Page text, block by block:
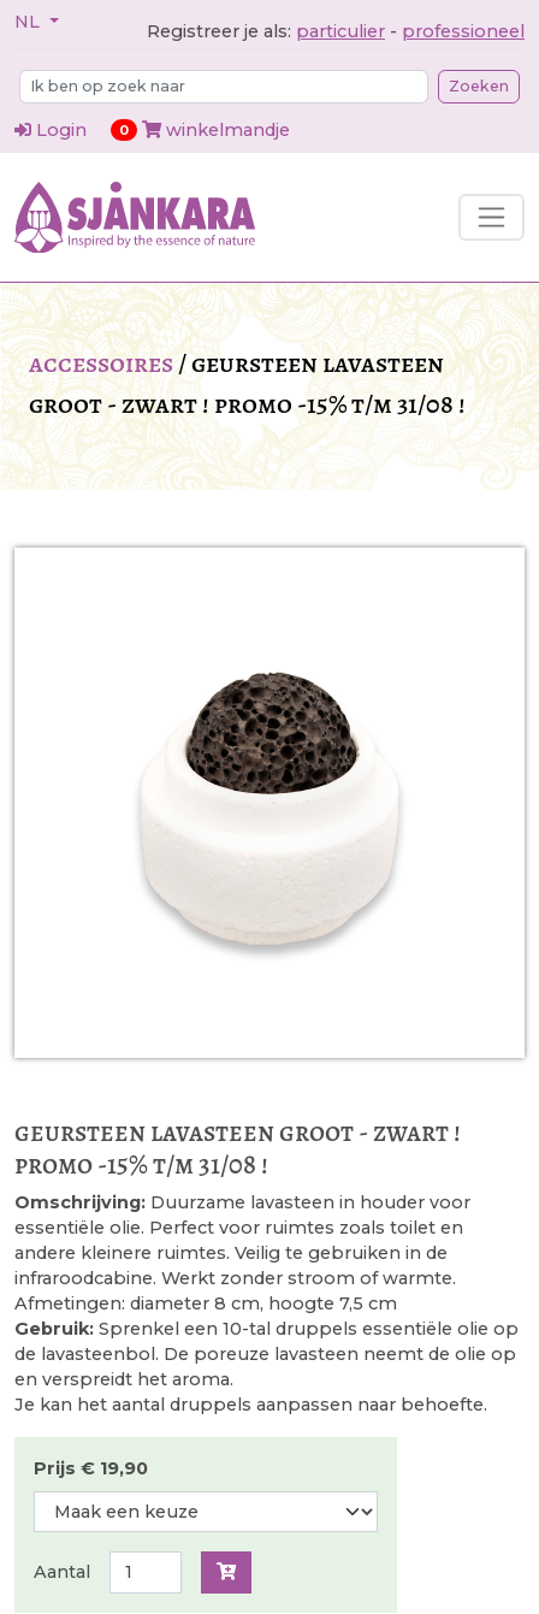
NL Registreer je als: particulier - professioneel
Zoeken
Login 0items in cart
winkelmandje
accessoires/geursteen lavasteen
groot - zwart ! promo -15% t/m 31/08 !
geursteen lavasteen groot - zwart !
promo -15% t/m 31/08 !
Omschrijving: Duurzame lavasteen in houder voor
essentiële olie. Perfect voor ruimtes zoals toilet en
andere kleinere ruimtes. Veilig te gebruiken in de
infraroodcabine. Werkt zonder stroom of warmte.
Afmetingen: diameter 8 cm, hoogte 7,5 cm
Gebruik: Sprenkel een 10-tal druppels essentiële olie op
de lavasteenbol. De poreuze lavasteen neemt de olie op
en verspreidt het aroma.
Je kan het aantal druppels aanpassen naar behoefte.
Prijs € 19,90
Aantal